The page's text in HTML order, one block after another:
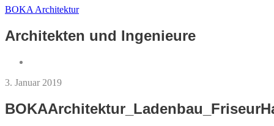
BOKA Architektur
Architekten und Ingenieure
3. Januar 2019